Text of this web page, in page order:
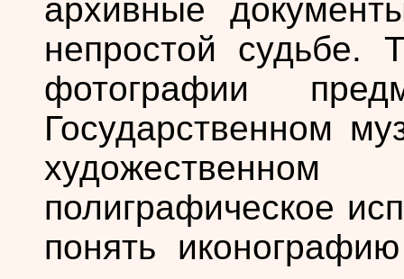
архивные
непростой судьбе.
фотографии
Государственном
полиграфическое
понять